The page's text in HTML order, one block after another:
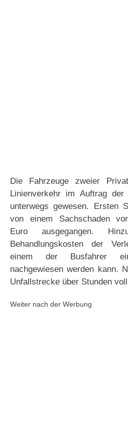
Die Fahrzeuge zweier
Linienverkehr im Auftrag der
unterwegs gewesen. Ersten
von einem Sachschaden
Euro ausgegangen.
Behandlungskosten der
einem der Busfahrer
nachgewiesen werden kann.
Unfallstrecke über Stunden
Weiter nach der Werbung